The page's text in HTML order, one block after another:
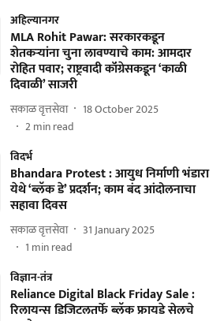
अहिल्यानगर
MLA Rohit Pawar: सरकारकडून
शेतकऱ्यांना चुना लावण्याचे काम: आमदार
रोहित पवार; राष्ट्रवादी कॉंग्रेसकडून ‘काळी
दिवाळी’ साजरी
सकाळ वृत्तसेवा
18 October 2025
2min read
विदर्भ
Bhandara Protest : आयुध निर्माणी भंडारा
येथे ‘ब्लॅक डे’ प्रदर्शन; काम बंद आंदोलनाचा
सहावा दिवस
सकाळ वृत्तसेवा
31 January 2025
1 min read
विज्ञान-तंत्र
Reliance Digital Black Friday Sale :
रिलायन्स डिजिटलतर्फे ब्लॅक फ्रायडे सेलचे